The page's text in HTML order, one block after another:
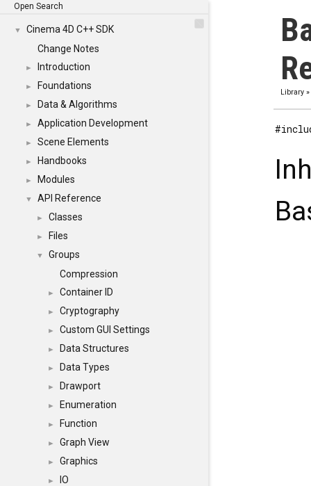
Open Search
▼
Cinema 4D C++ SDK
Change Notes
► Introduction
► Foundations
► Data & Algorithms
► Application Development
► Scene Elements
► Handbooks
► Modules
▼ API Reference
► Classes
► Files
▼
Groups
Compression
► Container ID
► Cryptography
► Custom GUI Settings
► Data Structures
► Data Types
► Drawport
► Enumeration
► Function
► Graph View
► Graphics
► IO
Library